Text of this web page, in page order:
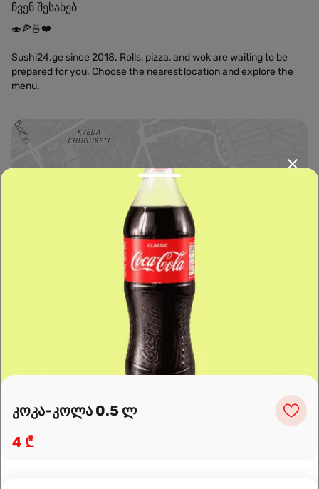
ჩვენ შესახებ
🍣🍕🍜❤️
Sushi24.ge since 2018. Rolls, pizza, and wok are waiting to be
prepared for you. Choose the nearest location and explore the
menu.
OpenFreeMap©OpenMapTiles
მარშრუტის დაგეგმვა
კოკა-კოლა 0.5 ლ
4 ₾